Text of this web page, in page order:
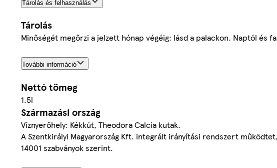
Tárolás és felhasználás
Tárolás
Minőségét megőrzi a jelzett hónap végéig: lásd a palackon. Naptól és
További információ
Nettó tömeg
1.5l
Származási ország
Víznyerőhely: Kékkút, Theodora Calcia kutak.
A Szentkirályi Magyarország Kft. integrált irányítási rendszert
14001 szabványok szerint.